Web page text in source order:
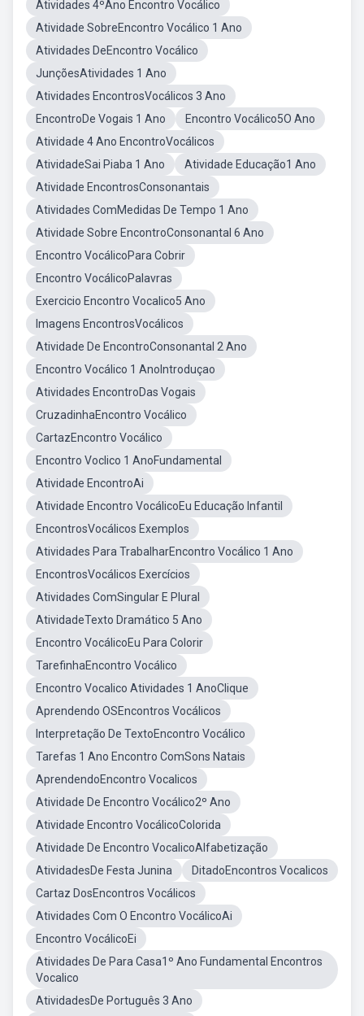
Atividades 4ºAno Encontro Vocálico
Atividade SobreEncontro Vocálico 1 Ano
Atividades DeEncontro Vocálico
JunçõesAtividades 1 Ano
Atividades EncontrosVocálicos 3 Ano
EncontroDe Vogais 1 Ano
Encontro Vocálico5O Ano
Atividade 4 Ano EncontroVocálicos
AtividadeSai Piaba 1 Ano
Atividade Educação1 Ano
Atividade EncontrosConsonantais
Atividades ComMedidas De Tempo 1 Ano
Atividade Sobre EncontroConsonantal 6 Ano
Encontro VocálicoPara Cobrir
Encontro VocálicoPalavras
Exercicio Encontro Vocalico5 Ano
Imagens EncontrosVocálicos
Atividade De EncontroConsonantal 2 Ano
Encontro Vocálico 1 AnoIntroduçao
Atividades EncontroDas Vogais
CruzadinhaEncontro Vocálico
CartazEncontro Vocálico
Encontro Voclico 1 AnoFundamental
Atividade EncontroAi
Atividade Encontro VocálicoEu Educação Infantil
EncontrosVocálicos Exemplos
Atividades Para TrabalharEncontro Vocálico 1 Ano
EncontrosVocálicos Exercícios
Atividades ComSingular E Plural
AtividadeTexto Dramático 5 Ano
Encontro VocálicoEu Para Colorir
TarefinhaEncontro Vocálico
Encontro Vocalico Atividades 1 AnoClique
Aprendendo OSEncontros Vocálicos
Interpretação De TextoEncontro Vocálico
Tarefas 1 Ano Encontro ComSons Natais
AprendendoEncontro Vocalicos
Atividade De Encontro Vocálico2º Ano
Atividade Encontro VocálicoColorida
Atividade De Encontro VocalicoAlfabetização
AtividadesDe Festa Junina
DitadoEncontros Vocalicos
Cartaz DosEncontros Vocálicos
Atividades Com O Encontro VocálicoAi
Encontro VocálicoEi
Atividades De Para Casa1º Ano Fundamental Encontros
Vocalico
AtividadesDe Português 3 Ano